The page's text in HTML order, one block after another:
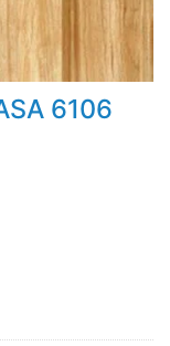
6106